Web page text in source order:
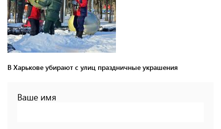
В Харькове убирают с улиц праздничные украшения
Ваше имя